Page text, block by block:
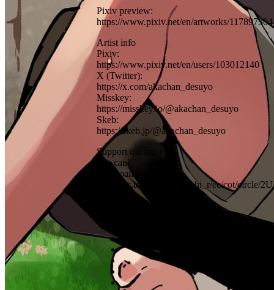
Pixiv preview:
https://www.pixiv.net/en/artworks/117897304
Artist info
Pixiv:
https://www.pixiv.net/en/users/103012140
X (Twitter):
https://x.com/akachan_desuyo
Misskey:
https://misskey.io/@akachan_desuyo
Skeb:
https://skeb.jp/@akachan_desuyo
Support the artist if
you can!
Toranoana:
https://ec.toranoana.jp/joshi_r/ec/cot/circle/